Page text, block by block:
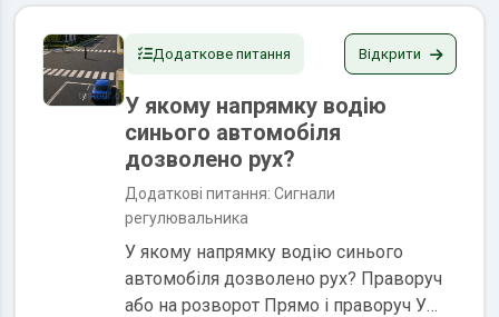
числі з жезлом або диском з...
Додаткове питання Відкрити
У якому напрямку водію
синього автомобіля
дозволено рух?
Додаткові питання: Сигнали
регулювальника
У якому напрямку водію синього
автомобіля дозволено рух? Праворуч
або на розворот Прямо і праворуч У